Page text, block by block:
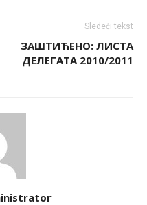
Sledeći tekst
ЗАШТИЋЕНО: ЛИСТА
ДЕЛЕГАТА 2010/2011